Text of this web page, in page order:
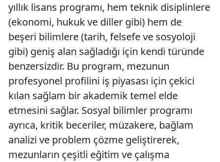
yıllık lisans programı, hem teknik disiplinlere
(ekonomi, hukuk ve diller gibi) hem de
beşeri bilimlere (tarih, felsefe ve sosyoloji
gibi) geniş alan sağladığı için kendi türünde
benzersizdir. Bu program, mezunun
profesyonel profilini iş piyasası için çekici
kılan sağlam bir akademik temel elde
etmesini sağlar. Sosyal bilimler programı
ayrıca, kritik beceriler, müzakere, bağlam
analizi ve problem çözme geliştirerek,
mezunların çeşitli eğitim ve çalışma